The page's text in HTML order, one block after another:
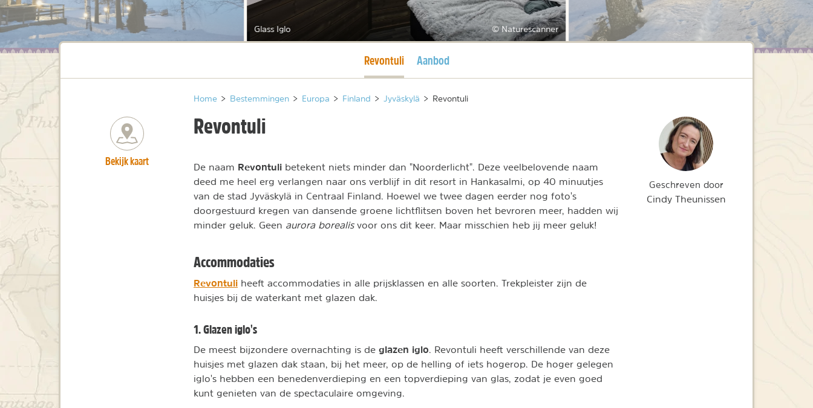
Glass Iglo © Naturescanner
Huidige pagina
Revontuli Aanbod
Home > Bestemmingen > Europa > Finland > Jyväskylä > Revontuli
Revontuli
De naam Revontuli betekent niets minder dan "Noorderlicht". Deze veelbelovende naam
deed me heel erg verlangen naar ons verblijf in dit resort in Hankasalmi, op 40 minuutjes
van de stad Jyväskylä in Centraal Finland. Hoewel we twee dagen eerder nog foto's
doorgestuurd kregen van dansende groene lichtflitsen boven het bevroren meer, hadden wij
minder geluk. Geen aurora borealisvoor ons dit keer. Maar misschien heb jij meer geluk!
Accommodaties
Revontuli heeft accommodaties in alle prijsklassen en alle soorten. Trekpleister zijn de
huisjes bij de waterkant met glazen dak.
1. Glazen iglo's
De meest bijzondere overnachting is de glazen iglo. Revontuli heeft verschillende van deze
huisjes met glazen dak staan, bij het meer, op de helling of iets hogerop. De hoger gelegen
iglo's hebben een benedenverdieping en een topverdieping van glas, zodat je even goed
kunt genieten van de spectaculaire omgeving.
Bekijk kaart
Geschreven door
Cindy Theunissen